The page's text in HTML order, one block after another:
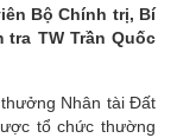
Bộ Chính trị, Bí
TW Trần Quốc
Nhân tài Đất
tổ chức thường